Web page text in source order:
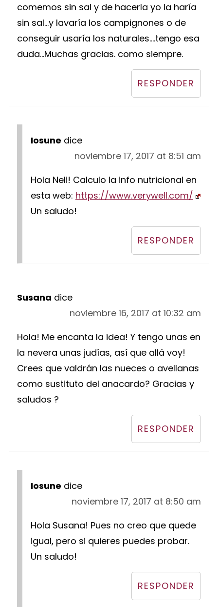
comemos sin sal y de hacerla yo la haría
sin sal...y lavaría los campignones o de
conseguir usaría los naturales....tengo esa
duda...Muchas gracias. como siempre.
RESPONDER
Iosune dice
noviembre 17, 2017 at 8:51 am
Hola Neli! Calculo la info nutricional en
esta web: https://www.verywell.com/
Un saludo!
RESPONDER
Susana dice
noviembre 16, 2017 at 10:32 am
Hola! Me encanta la idea! Y tengo unas en
la nevera unas judías, así que allá voy!
Crees que valdrán las nueces o avellanas
como sustituto del anacardo? Gracias y
saludos ?
RESPONDER
Iosune dice
noviembre 17, 2017 at 8:50 am
Hola Susana! Pues no creo que quede
igual, pero si quieres puedes probar.
Un saludo!
RESPONDER